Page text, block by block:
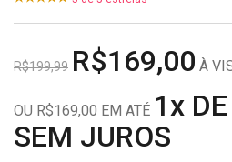
R$199,99 R$169,00 À
OU R$169,00 EM ATÉ 1x
SEM JUROS